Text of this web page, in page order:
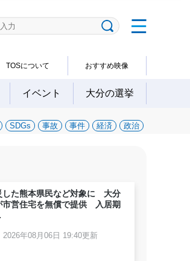
TOSについて おすすめ映像
イベント 大分の選挙
SDGs 事故 事件 経済 政治
した熊本県民など対象に 大分
市営住宅を無償で提供 入居期
2026年08月06日 19:40更新